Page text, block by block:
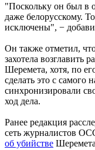
"Поскольку он был в
даже белорусскому.
исключены", −
Он также отметил,
захотела возглавить
Шеремета, хотя, по
сделать это с самого
синхронизировали
ход дела.
Ранее редакция
сеть журналистов
об убийстве